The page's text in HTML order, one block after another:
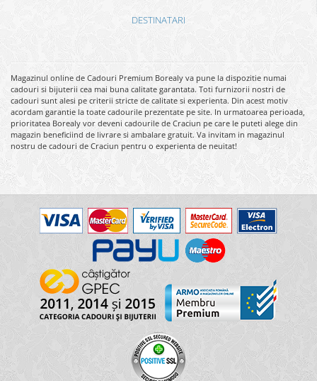
DESTINATARI
Magazinul online de Cadouri Premium Borealy va pune la dispozitie numai
cadouri si bijuterii cea mai buna calitate garantata. Toti furnizorii nostri de
cadouri sunt alesi pe criterii stricte de calitate si experienta. Din acest motiv
acordam garantie la toate cadourile prezentate pe site. In urmatoarea perioada,
prioritatea Borealy vor deveni cadourile de Craciun pe care le puteti alege din
magazin beneficiind de livrare si ambalare gratuit. Va invitam in magazinul
nostru de cadouri de Craciun pentru o experienta de neuitat!